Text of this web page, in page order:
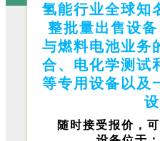
氢能行业全球知
整批量出售设
与燃料电池业务
合、电化学测试
等专用设备以及
随时接受报价，